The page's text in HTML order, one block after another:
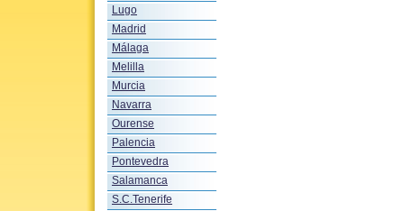
Lugo
Madrid
Málaga
Melilla
Murcia
Navarra
Ourense
Palencia
Pontevedra
Salamanca
S.C.Tenerife